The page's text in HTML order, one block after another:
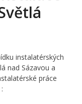
instalatérských
nad Sázavou a
práce
: